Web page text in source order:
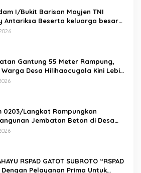
I/Bukit Barisan Mayjen TNI
Antariksa Beserta keluarga besar
: Selamat Ulang
Gantung 55 Meter Rampung,
Warga Desa Hilihaocugala Kini Lebih
0203/Langkat Rampungkan
Jembatan Beton di Desa
RSPAD GATOT SUBROTO “RSPAD
Pelayanan Prima Untuk